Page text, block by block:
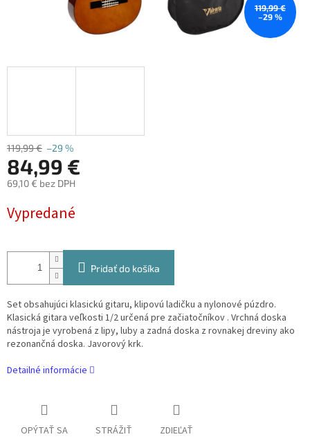
119,99 €
–29 %
119,99 € –29 %
84,99 €
69,10 € bez DPH
cena:
Vypredané
Pridať do košíka
Set obsahujúci klasickú gitaru, klipovú ladičku a nylonové púzdro.
Klasická gitara veľkosti 1/2 určená pre začiatočníkov . Vrchná doska
nástroja je vyrobená z lipy, luby a zadná doska z rovnakej dreviny ako
rezonančná doska. Javorový krk.
Detailné informácie
OPÝTAŤ SA STRÁŽIŤ ZDIEĽAŤ